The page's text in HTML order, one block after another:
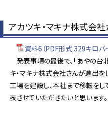
アカツキ・マキナ株式会社
資料6（PDF形式 329キロバイ
発表事項の最後で、「あやの台
キ・マキナ株式会社さんが進出を
工場を建設し、本社まで移転をし
表させていただきたいと思います。